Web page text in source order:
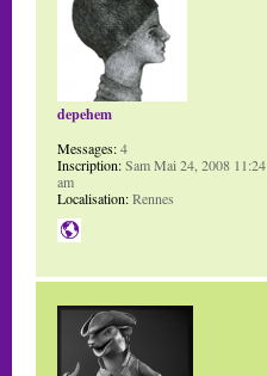
depehem
Messages:4
Inscription:Sam Mai 24, 2008 11:24
am
Localisation:Rennes